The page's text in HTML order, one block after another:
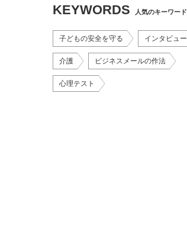
KEYWORDS 人気のキーワード
子どもの安全を守る インタビュー
介護 ビジネスメールの作法
心理テスト